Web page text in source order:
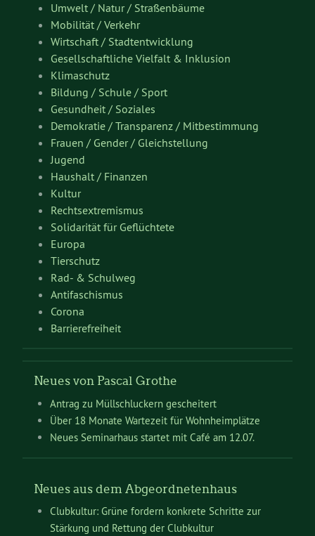
Umwelt / Natur / Straßenbäume
Mobilität / Verkehr
Wirtschaft / Stadtentwicklung
Gesellschaftliche Vielfalt & Inklusion
Klimaschutz
Bildung / Schule / Sport
Gesundheit / Soziales
Demokratie / Transparenz / Mitbestimmung
Frauen / Gender / Gleichstellung
Jugend
Haushalt / Finanzen
Kultur
Rechtsextremismus
Solidarität für Geflüchtete
Europa
Tierschutz
Rad- & Schulweg
Antifaschismus
Corona
Barrierefreiheit
Neues von Pascal Grothe
Antrag zu Müllschluckern gescheitert
Über 18 Monate Wartezeit für Wohnheimplätze
Neues Seminarhaus startet mit Café am 12.07.
Neues aus dem Abgeordnetenhaus
Clubkultur: Grüne fordern konkrete Schritte zur
Stärkung und Rettung der Clubkultur